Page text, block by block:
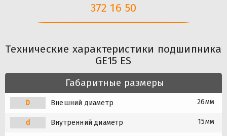
372 16 50
Технические характеристики подшипника
GE15 ES
Габаритные размеры
D Внешний диаметр 26мм
d Внутренний диаметр 15мм